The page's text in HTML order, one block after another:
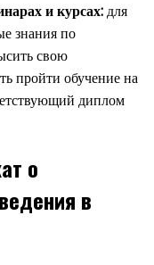
и курсах:для
знания по
свою
пройти обучение на
диплом
о
в